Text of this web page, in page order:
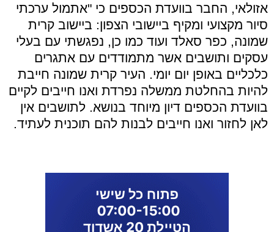
אזולאי, החבר בוועדת הכספים כי "אתמול ערכתי
סיור מקצועי ומקיף ביישובי הצפון: ביישוב קרית
שמונה, כפר סאלד ועוד כמו כן, נפגשתי עם בעלי
עסקים ותושבים אשר מתמודדים עם אתגרים
כלכליים באופן יום יומי. העיר קרית שמונה חייבת
להיות בהחלטת ממשלה נפרדת ואנו חייבים לקיים
בוועדת הכספים דיון מיוחד בנושא. לתושבים אין
לאן לחזור ואנו חייבים לבנות להם תוכנית לעתיד.